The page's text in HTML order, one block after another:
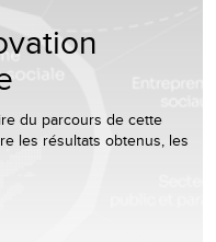
du parcours de cette
les résultats obtenus, les